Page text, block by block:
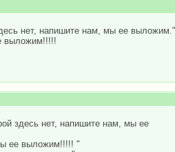
нет, напишите нам, мы ее выложим."
выложим!!!!!
здесь нет, напишите нам, мы ее
ее выложим!!!!! "